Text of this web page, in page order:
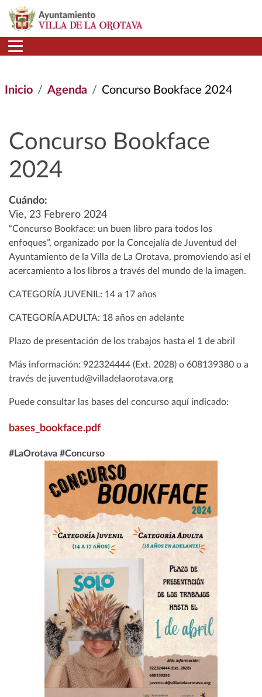
Pasar al contenido principal
Inicio Agenda Concurso Bookface 2024
Concurso Bookface
2024
Cuándo:
Vie, 23 Febrero 2024
“Concurso Bookface: un buen libro para todos los
enfoques”, organizado por la Concejalía de Juventud del
Ayuntamiento de la Villa de La Orotava, promoviendo así el
acercamiento a los libros a través del mundo de la imagen.
CATEGORÍA JUVENIL: 14 a 17 años
CATEGORÍA ADULTA: 18 años en adelante
Plazo de presentación de los trabajos hasta el 1 de abril
Más información: 922324444 (Ext. 2028) o 608139380 o a
través de juventud@villadelaorotava.org
Puede consultar las bases del concurso aquí indicado:
bases_bookface.pdf
#LaOrotava #Concurso